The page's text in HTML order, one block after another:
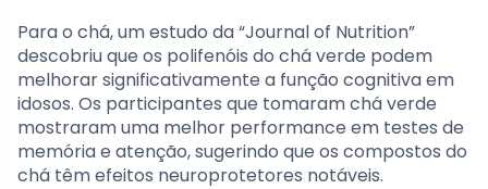
Para o chá, um estudo da “Journal of Nutrition”
descobriu que os polifenóis do chá verde podem
melhorar significativamente a função cognitiva em
idosos. Os participantes que tomaram chá verde
mostraram uma melhor performance em testes de
memória e atenção, sugerindo que os compostos do
chá têm efeitos neuroprotetores notáveis.